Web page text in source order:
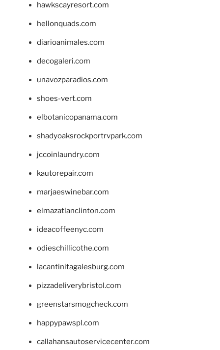
hawkscayresort.com
hellonquads.com
diarioanimales.com
decogaleri.com
unavozparadios.com
shoes-vert.com
elbotanicopanama.com
shadyoaksrockportrvpark.com
jccoinlaundry.com
kautorepair.com
marjaeswinebar.com
elmazatlanclinton.com
ideacoffeenyc.com
odieschillicothe.com
lacantinitagalesburg.com
pizzadeliverybristol.com
greenstarsmogcheck.com
happypawspl.com
callahansautoservicecenter.com